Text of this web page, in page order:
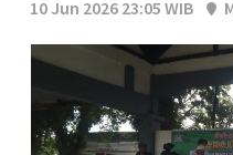
10 Jun 2026 23:05 WIB